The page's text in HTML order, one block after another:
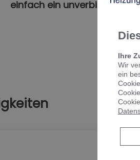
einfach ein unverbindliches
Ihre
Wir
ein